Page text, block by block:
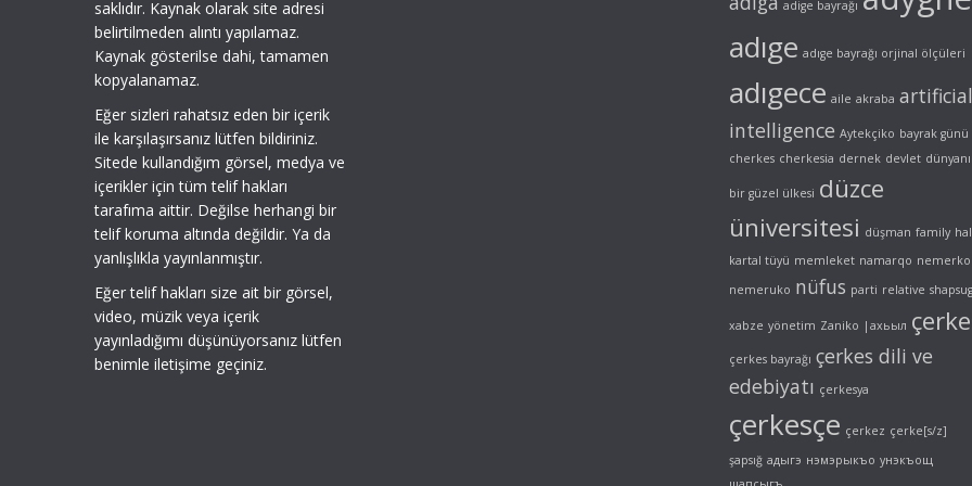
saklıdır. Kaynak olarak site adresi
belirtilmeden alıntı yapılamaz.
Kaynak gösterilse dahi, tamamen
kopyalanamaz.
Eğer sizleri rahatsız eden bir içerik
ile karşılaşırsanız lütfen bildiriniz.
Sitede kullandığım görsel, medya ve
içerikler için tüm telif hakları
tarafıma aittir. Değilse herhangi bir
telif koruma altında değildir. Ya da
yanlışlıkla yayınlanmıştır.
Eğer telif hakları size ait bir görsel,
video, müzik veya içerik
yayınladığımı düşünüyorsanız lütfen
benimle iletişime geçiniz.
adige bayrağı
adıge adıge bayrağı orjinal ölçüleri
adıgece aile akraba artificial
intelligence Aytekçiko bayrak günü
cherkes cherkesia dernek devlet
bir güzel ülkesi düzce
üniversitesi düşman family
kartal tüyü memleket namarqo nemerko
nemeruko nüfus parti relative
xabze yönetim Zaniko |ахьыл
çerkes bayrağı çerkes dili ve
edebiyatı çerkesya
çerkesçe çerkez çerke[s/z]
şapsığ адыгэ нэмэрыкъо унэкъощ